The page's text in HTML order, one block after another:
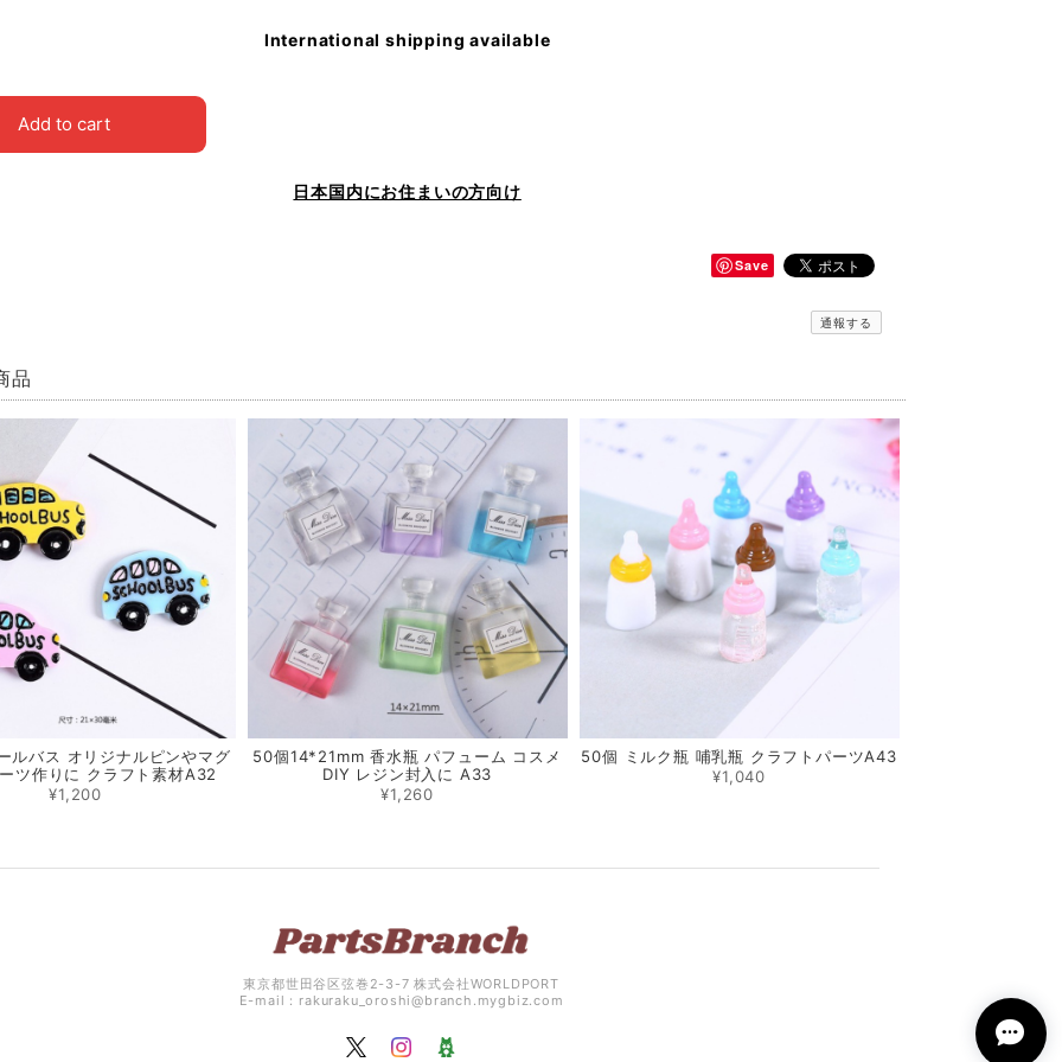
International shipping available
Add to cart
日本国内にお住まいの方向け
Save
通報する
品
ルバス オリジナルピンやマグ
ツ作りに クラフト素材A32
¥1,200
50個14*21mm 香水瓶 パフューム コスメ
DIY レジン封入に A33
¥1,260
50個 ミルク瓶 哺乳瓶 クラフトパーツA43
¥1,040
東京都世田谷区弦巻2-3-7 株式会社WORLDPORT
E-mail： rakuraku_oroshi@branch.mygbiz.com